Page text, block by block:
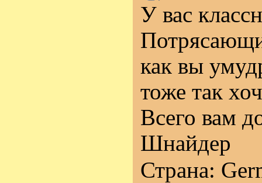
У вас
как вы
тоже так
Всего вам
Шнайдер
Страна: